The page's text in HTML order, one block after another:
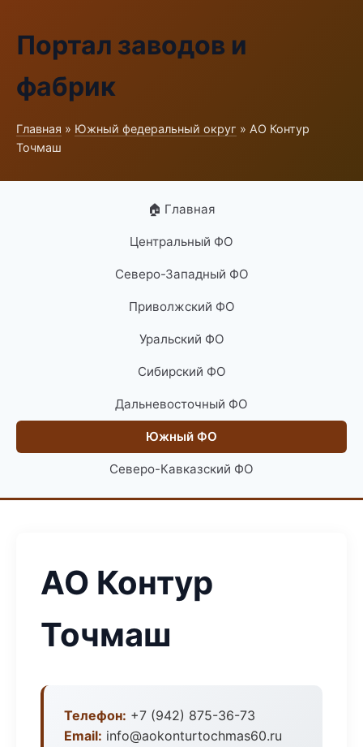
Портал заводов и
фабрик
Главная » Южный федеральный округ » АО Контур
Точмаш
🏠 Главная
Центральный ФО
Северо-Западный ФО
Приволжский ФО
Уральский ФО
Сибирский ФО
Дальневосточный ФО
Южный ФО
Северо-Кавказский ФО
АО Контур
Точмаш
Телефон: +7 (942) 875-36-73
Email: info@aokonturtochmas60.ru